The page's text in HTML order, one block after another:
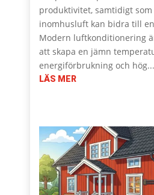
produktivitet, samtidigt som
inomhusluft kan bidra till
Modern luftkonditionering
att skapa en jämn
energiförbrukning och hög...
LÄS MER